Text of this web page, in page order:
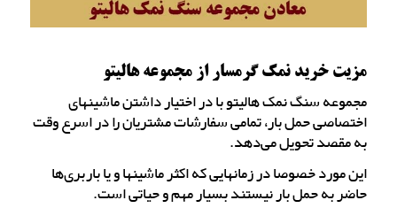
مزیت خرید نمک گرمسار از مجموعه هالیتو
مجموعه سنگ نمک هالیتو با در اختیار داشتن ماشینهای
اختصاصی حمل بار، تمامی سفارشات مشتریان را در اسرع وقت
به مقصد تحویل می‌دهد.
این مورد خصوصا در زمانهایی که اکثر ماشینها و یا باربری‌ها
حاضر به حمل بار نیستند بسیار مهم و حیاتی است.